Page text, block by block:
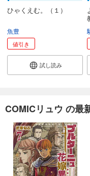
ひゃくえむ。（１）
魚豊
値引き
試し読み
COMICリュウ の最